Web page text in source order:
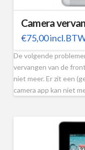
Camera
€75,00
De volgende
vervangen van de
niet meer. Er zit een
camera app kan niet